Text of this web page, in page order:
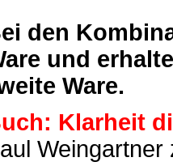
den
und
Ware.
Klarheit